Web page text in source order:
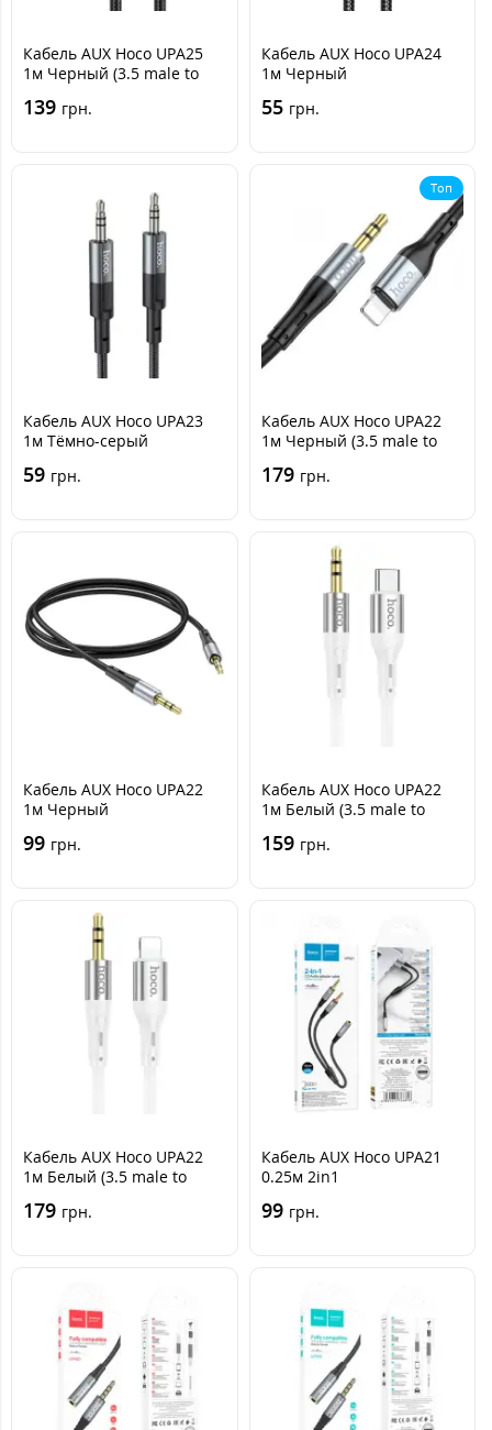
Кабель AUX Hoco UPA25
1м Черный (3.5 male to
139 грн.
Кабель AUX Hoco UPA24
1м Черный
55 грн.
Кабель AUX Hoco UPA23
1м Тёмно-серый
59 грн.
Топ
Кабель AUX Hoco UPA22
1м Черный (3.5 male to
179 грн.
Кабель AUX Hoco UPA22
1м Черный
99 грн.
Кабель AUX Hoco UPA22
1м Белый (3.5 male to
159 грн.
Кабель AUX Hoco UPA22
1м Белый (3.5 male to
179 грн.
Кабель AUX Hoco UPA21
0.25м 2in1
99 грн.